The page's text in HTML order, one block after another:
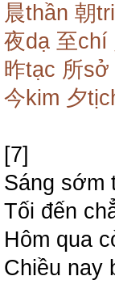
晨thần 朝
夜dạ 至chí
昨tạc 所sở
今kim 夕
[7]
Sáng sớm
Tối đến
Hôm qua
Chiều nay